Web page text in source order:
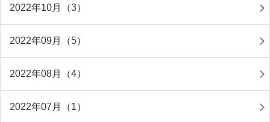
2022年10月（3）
2022年09月（5）
2022年08月（4）
2022年07月（1）